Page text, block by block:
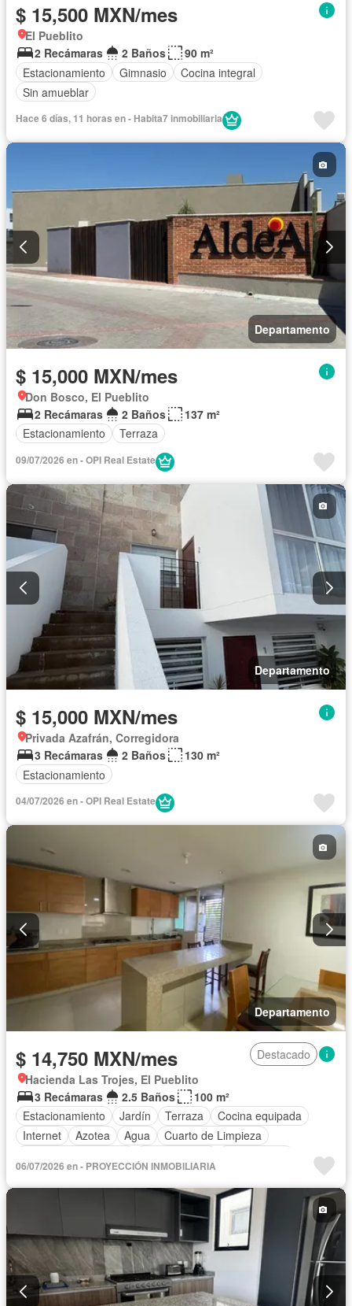
$ 15,500 MXN/mes
El Pueblito
2 Recámaras
2 Baños
90 m²
Estacionamiento
Gimnasio
Cocina integral
Sin amueblar
Hace 6 días, 11 horas en - Habita7 inmobiliaria
Departamento
$ 15,000 MXN/mes
Don Bosco, El Pueblito
2 Recámaras
2 Baños
137 m²
Estacionamiento
Terraza
09/07/2026 en - OPI Real Estate
Departamento
$ 15,000 MXN/mes
Privada Azafrán, Corregidora
3 Recámaras
2 Baños
130 m²
Estacionamiento
04/07/2026 en - OPI Real Estate
Departamento
$ 14,750 MXN/mes
Destacado
Hacienda Las Trojes, El Pueblito
3 Recámaras
2.5 Baños
100 m²
Estacionamiento
Jardín Terraza
Cocina equipada
Internet
Azotea Agua
Cuarto de Limpieza
Parcialmente amueblado
06/07/2026 en - PROYECCIÓN INMOBILIARIA